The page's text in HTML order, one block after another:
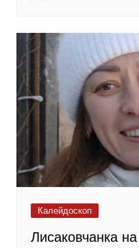
Калейдоскоп
Лисаковчанка